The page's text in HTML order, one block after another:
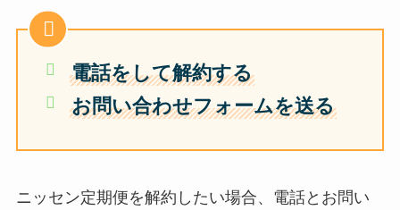
電話をして解約する
お問い合わせフォームを送る
ニッセン定期便を解約したい場合、電話とお問い